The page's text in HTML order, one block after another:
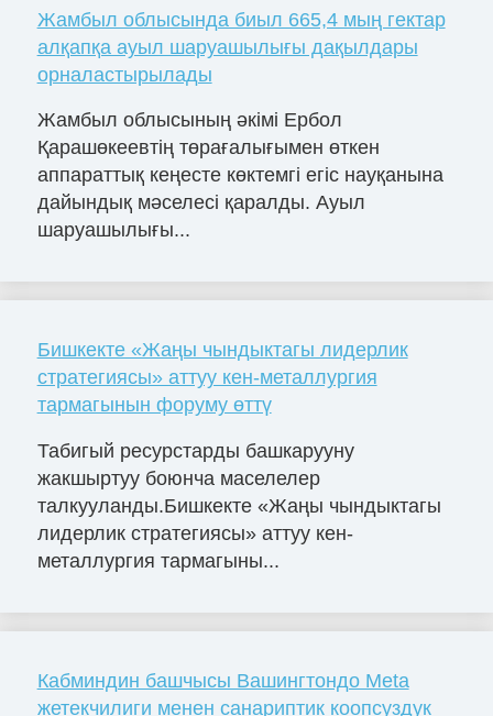
Жамбыл облысында биыл 665,4 мың гектар
алқапқа ауыл шаруашылығы дақылдары
орналастырылады
Жамбыл облысының әкімі Ербол
Қарашөкеевтің төрағалығымен өткен
аппараттық кеңесте көктемгі егіс науқанына
дайындық мәселесі қаралды. Ауыл
шаруашылығы...
Бишкекте «Жаңы чындыктагы лидерлик
стратегиясы» аттуу кен-металлургия
тармагынын форуму өттү
Табигый ресурстарды башкарууну
жакшыртуу боюнча маселелер
талкууланды.Бишкекте «Жаңы чындыктагы
лидерлик стратегиясы» аттуу кен-
металлургия тармагыны...
Кабминдин башчысы Вашингтондо Meta
жетекчилиги менен санариптик коопсуздук